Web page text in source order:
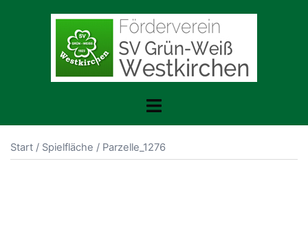
Menü
Start / Spielfläche / Parzelle_1276